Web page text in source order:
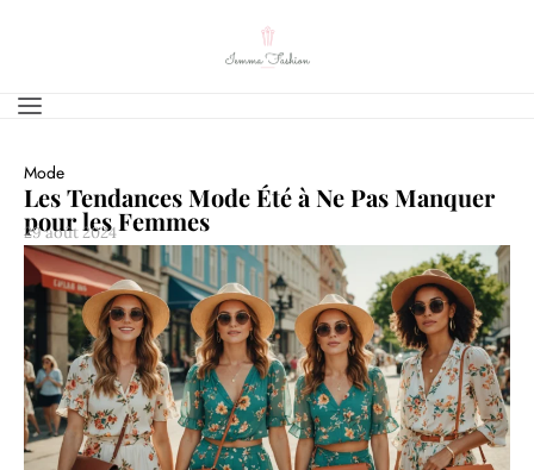
Mode
Les Tendances Mode Été à Ne Pas Manquer
pour les Femmes
29 août 2024